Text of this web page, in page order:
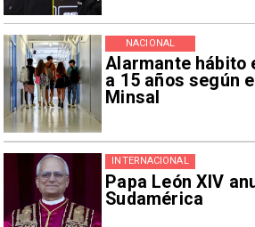
Alarmante hábito
a 15 años según
Minsal
NACIONAL
Papa León XIV
Sudamérica
INTERNACIONAL